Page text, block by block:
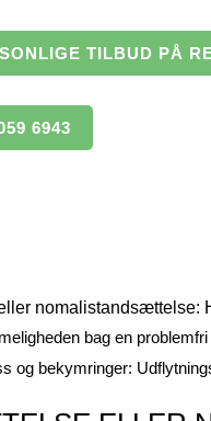
TILBUD PÅ
6943
nomalistandsættelse:
bag en
og bekymringer: